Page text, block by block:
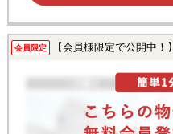
会員限定 【会員様限定で公開中！】